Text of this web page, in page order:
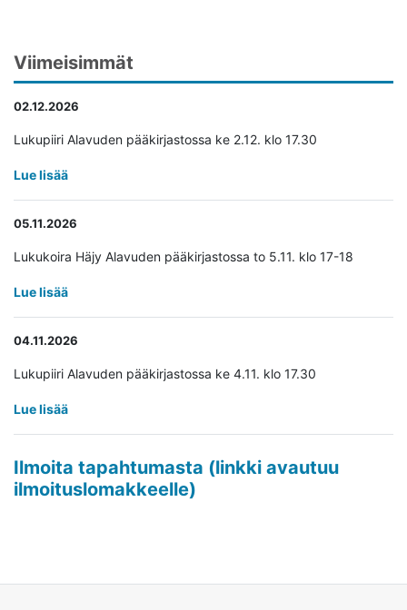
Viimeisimmät
02.12.2026
Lukupiiri Alavuden pääkirjastossa ke 2.12. klo 17.30
Lue lisää
05.11.2026
Lukukoira Häjy Alavuden pääkirjastossa to 5.11. klo 17-18
Lue lisää
04.11.2026
Lukupiiri Alavuden pääkirjastossa ke 4.11. klo 17.30
Lue lisää
Ilmoita tapahtumasta (linkki avautuu
ilmoituslomakkeelle)